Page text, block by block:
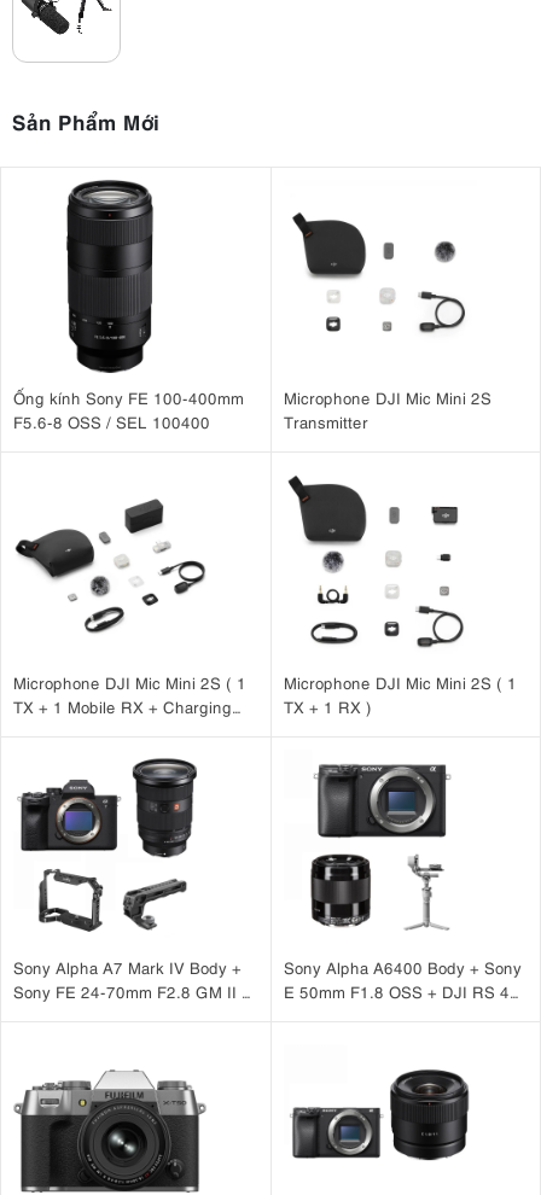
Sản Phẩm Mới
Ống kính Sony FE 100-400mm
F5.6-8 OSS / SEL 100400
Microphone DJI Mic Mini 2S
Transmitter
Microphone DJI Mic Mini 2S ( 1
TX + 1 Mobile RX + Charging
Microphone DJI Mic Mini 2S ( 1
TX + 1 RX )
Sony Alpha A7 Mark IV Body +
Sony FE 24-70mm F2.8 GM II +
Sony Alpha A6400 Body + Sony
E 50mm F1.8 OSS + DJI RS 4